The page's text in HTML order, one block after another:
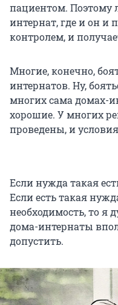
пациентом. Поэтому
интернат, где и он и
контролем, и
Многие, конечно,
интернатов. Ну,
многих сама домах-
хорошие. У многих
проведены, и
Если нужда такая
Если есть такая
необходимость, то я
дома-интернаты
допустить.